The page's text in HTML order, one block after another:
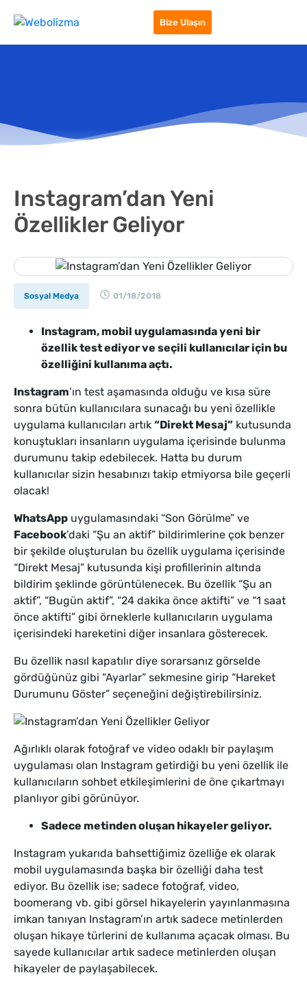
Bize Ulaşın
Instagram’dan Yeni
Özellikler Geliyor
Sosyal Medya 01/18/2018
Instagram, mobil uygulamasında yeni bir
özellik test ediyor ve seçili kullanıcılar için bu
özelliğini kullanıma açtı.
Instagram’ın test aşamasında olduğu ve kısa süre
sonra bütün kullanıcılara sunacağı bu yeni özellikle
uygulama kullanıcıları artık “Direkt Mesaj” kutusunda
konuştukları insanların uygulama içerisinde bulunma
durumunu takip edebilecek. Hatta bu durum
kullanıcılar sizin hesabınızı takip etmiyorsa bile geçerli
olacak!
WhatsApp uygulamasındaki “Son Görülme” ve
Facebook’daki “Şu an aktif” bildirimlerine çok benzer
bir şekilde oluşturulan bu özellik uygulama içerisinde
“Direkt Mesaj” kutusunda kişi profillerinin altında
bildirim şeklinde görüntülenecek. Bu özellik “Şu an
aktif”, “Bugün aktif”, “24 dakika önce aktifti” ve “1 saat
önce aktifti” gibi örneklerle kullanıcıların uygulama
içerisindeki hareketini diğer insanlara gösterecek.
Bu özellik nasıl kapatılır diye sorarsanız görselde
gördüğünüz gibi “Ayarlar” sekmesine girip “Hareket
Durumunu Göster” seçeneğini değiştirebilirsiniz.
Ağırlıklı olarak fotoğraf ve video odaklı bir paylaşım
uygulaması olan Instagram getirdiği bu yeni özellik ile
kullanıcıların sohbet etkileşimlerini de öne çıkartmayı
planlıyor gibi görünüyor.
Sadece metinden oluşan hikayeler geliyor.
Instagram yukarıda bahsettiğimiz özelliğe ek olarak
mobil uygulamasında başka bir özelliği daha test
ediyor. Bu özellik ise; sadece fotoğraf, video,
boomerang vb. gibi görsel hikayelerin yayınlanmasına
imkan tanıyan Instagram’ın artık sadece metinlerden
oluşan hikaye türlerini de kullanıma açacak olması. Bu
sayede kullanıcılar artık sadece metinlerden oluşan
hikayeler de paylaşabilecek.